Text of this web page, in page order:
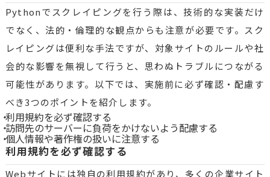
Pythonでスクレイピングを行う際は、技術的な実装だけ
でなく、法的・倫理的な観点からも注意が必要です。スク
レイピングは便利な手法ですが、対象サイトのルールや社
会的な影響を無視して行うと、思わぬトラブルにつながる
可能性があります。以下では、実施前に必ず確認・配慮す
べき3つのポイントを紹介します。
利用規約を必ず確認する
訪問先のサーバーに負荷をかけないよう配慮する
個人情報や著作権の扱いに注意する
利用規約を必ず確認する
Webサイトには独自の利用規約があり、多くの企業サイト